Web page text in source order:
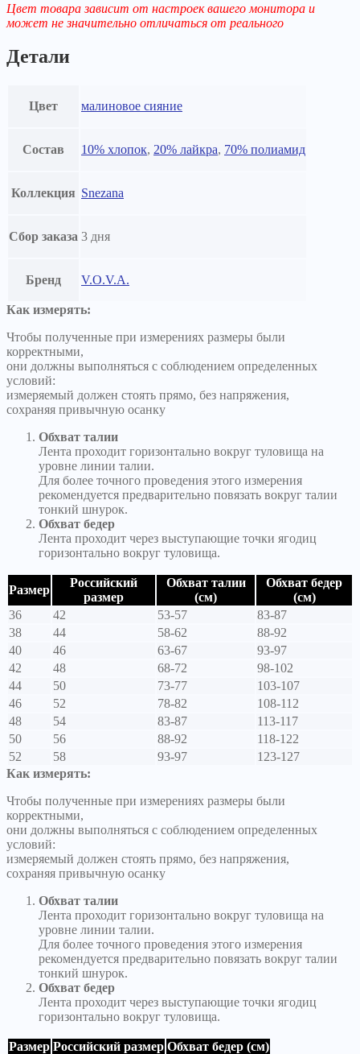
Цвет товара зависит от настроек вашего монитора и
может не значительно отличаться от реального
Детали
Цвет малиновое сияние
Состав 10% хлопок, 20% лайкра, 70% полиамид
Коллекция Snezana
Сбор заказа 3 дня
Бренд V.O.V.A.
Как измерять:
Чтобы полученные при измерениях размеры были
корректными,
они должны выполняться с соблюдением определенных
условий:
измеряемый должен стоять прямо, без напряжения,
сохраняя привычную осанку
Обхват талии
Лента проходит горизонтально вокруг туловища на
уровне линии талии.
Для более точного проведения этого измерения
рекомендуется предварительно повязать вокруг талии
тонкий шнурок.
Обхват бедер
Лента проходит через выступающие точки ягодиц
горизонтально вокруг туловища.
Размер
Российский
размер
Обхват талии
(см)
Обхват бедер
(см)
36
42 53-57
83-87
38
44 58-62
88-92
40
46 63-67
93-97
42
48 68-72
98-102
44
50 73-77
103-107
46
52 78-82
108-112
48
54 83-87
113-117
50
56 88-92
118-122
52
58 93-97
123-127
Как измерять:
Чтобы полученные при измерениях размеры были
корректными,
они должны выполняться с соблюдением определенных
условий:
измеряемый должен стоять прямо, без напряжения,
сохраняя привычную осанку
Обхват талии
Лента проходит горизонтально вокруг туловища на
уровне линии талии.
Для более точного проведения этого измерения
рекомендуется предварительно повязать вокруг талии
тонкий шнурок.
Обхват бедер
Лента проходит через выступающие точки ягодиц
горизонтально вокруг туловища.
Размер Российский размер Обхват бедер (см)